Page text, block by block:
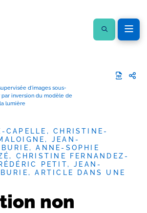
d'images sous-
inversion du modèle de
lumière
CAPELLE, CHRISTINE-
JEAN-
ANNE-SOPHIE
CHRISTINE FERNANDEZ-
PETIT, JEAN-
ARTICLE DANS UNE
non